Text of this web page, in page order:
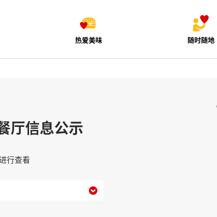
热爱美味 随时随地
厅信息公示
行查看
